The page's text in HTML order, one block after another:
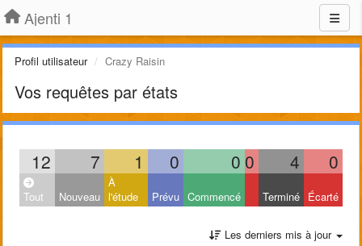
Ajenti 1
Profil utilisateur Crazy Raisin
Vos requêtes par états
12 7 1 0 0 0 4 0
Tout Nouveau
À
l'étude
Prévu Commencé Terminé Écarté
Les derniers mis à jour